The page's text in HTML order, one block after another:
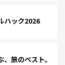
ハック2026
旅のベスト。